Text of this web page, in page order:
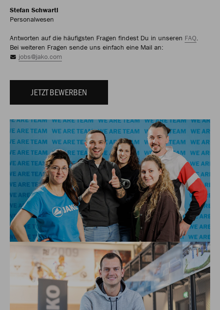
Stefan Schwartl
Personalwesen
Antworten auf die häufigsten Fragen findest Du in unseren FAQ.
Bei weiteren Fragen sende uns einfach eine Mail an:
jobs@jako.com
JETZT BEWERBEN